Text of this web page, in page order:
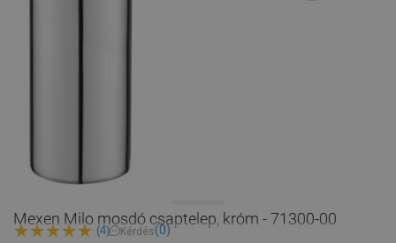
Mexen Milo mosdó csaptelep, króm - 71300-00
(4) Kérdés(0)